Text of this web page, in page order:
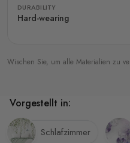
DURABILITY
Hard-wearing
Wischen Sie, um alle Materialien zu
Vorgestellt in:
Schlafzimmer